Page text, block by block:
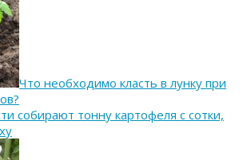
Что необходимо класть в лунку при
собирают тонну картофеля с сотки,